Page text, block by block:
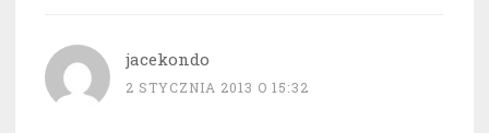
jacekondo
2 STYCZNIA 2013 O 15:32